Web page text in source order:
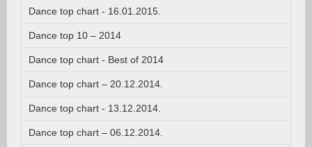
Dance top chart - 16.01.2015.
Dance top 10 – 2014
Dance top chart - Best of 2014
Dance top chart – 20.12.2014.
Dance top chart - 13.12.2014.
Dance top chart – 06.12.2014.